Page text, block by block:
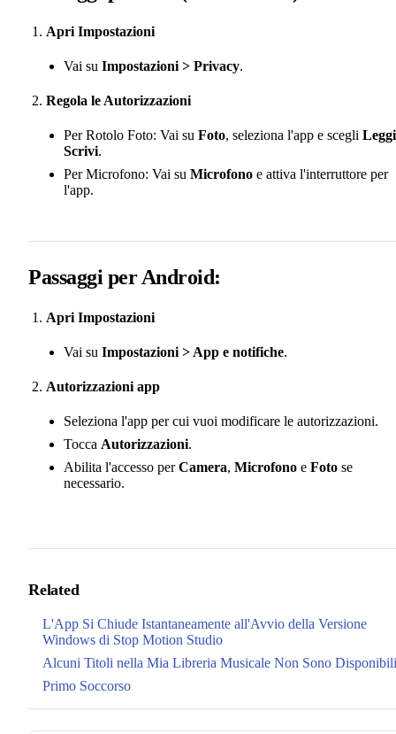
Apri Impostazioni
Vai su Impostazioni > Privacy.
Regola le Autorizzazioni
Per Rotolo Foto: Vai su Foto, seleziona l'app e scegli
Scrivi.
Per Microfono: Vai su Microfono e attiva l'interruttore per
l'app.
Passaggi per Android:
Apri Impostazioni
Vai su Impostazioni > App e notifiche.
Autorizzazioni app
Seleziona l'app per cui vuoi modificare le autorizzazioni.
Tocca Autorizzazioni.
Abilita l'accesso perCamera, Microfono e Foto se
necessario.
Related
L'App Si Chiude Istantaneamente all'Avvio della Versione
Windows di Stop Motion Studio
Alcuni Titoli nella Mia Libreria Musicale Non Sono Disponibili
Primo Soccorso